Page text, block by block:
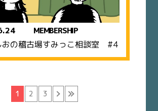
MEMBERSHIP
おの稽古場すみっこ相談室 #4
1 2 3 › »